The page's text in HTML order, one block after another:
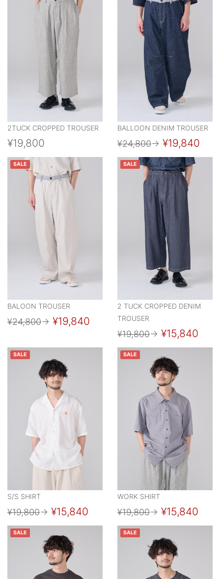
2TUCK CROPPED TROUSER
¥19,800
BALLOON DENIM TROUSER
¥24,800→ ¥19,840
SALE
BALOON TROUSER
¥24,800→ ¥19,840
SALE
2 TUCK CROPPED DENIM
TROUSER
¥19,800→ ¥15,840
SALE
S/S SHIRT
¥19,800→ ¥15,840
SALE
WORK SHIRT
¥19,800→ ¥15,840
SALE SALE